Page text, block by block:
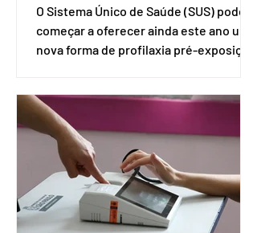
O Sistema Único de Saúde (SUS) pode
começar a oferecer ainda este ano uma
nova forma de profilaxia pré-exposição
medicamento carbotegravir, que
impede a replicação do vírus de forma
prolongada e pode ser tomado a cada
dois meses. O pedido de inclusão vai
ser encaminhado pelo Ministério da
Saúde à Comissão Nacional de
Incorporação de Novas Tecnologias no